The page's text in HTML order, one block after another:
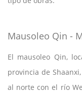
Mausoleo Qin -
El mausoleo Qin,
provincia de
al norte con el río